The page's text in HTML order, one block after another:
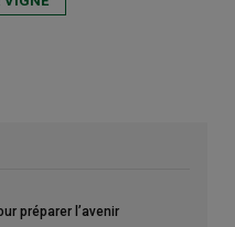
préparer l’avenir